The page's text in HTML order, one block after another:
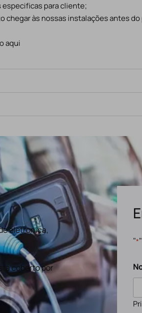
especificas para cliente;
chegar às nossas instalações antes
aqui
eletronica,
coberto por
"*